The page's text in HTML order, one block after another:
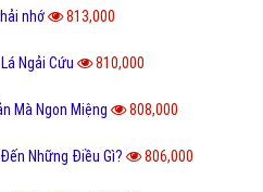
nhớ 813,000
Ngải Cứu 810,000
Mà Ngon Miệng 808,000
Những Điều Gì? 806,000